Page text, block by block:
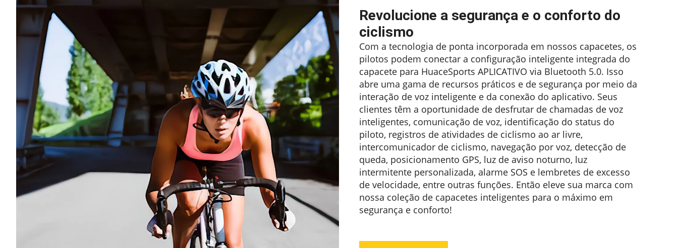
Revolucione a segurança e o conforto do
ciclismo
Com a tecnologia de ponta incorporada em nossos capacetes, os
pilotos podem conectar a configuração inteligente integrada do
capacete para HuaceSports APLICATIVO via Bluetooth 5.0. Isso
abre uma gama de recursos práticos e de segurança por meio da
interação de voz inteligente e da conexão do aplicativo. Seus
clientes têm a oportunidade de desfrutar de chamadas de voz
inteligentes, comunicação de voz, identificação do status do
piloto, registros de atividades de ciclismo ao ar livre,
intercomunicador de ciclismo, navegação por voz, detecção de
queda, posicionamento GPS, luz de aviso noturno, luz
intermitente personalizada, alarme SOS e lembretes de excesso
de velocidade, entre outras funções. Então eleve sua marca com
nossa coleção de capacetes inteligentes para o máximo em
segurança e conforto!